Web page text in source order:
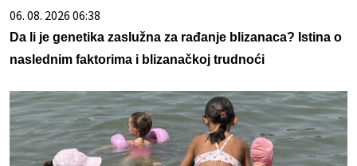
06. 08. 2026 06:38
Da li je genetika zaslužna za rađanje blizanaca? Istina o
naslednim faktorima i blizanačkoj trudnoći